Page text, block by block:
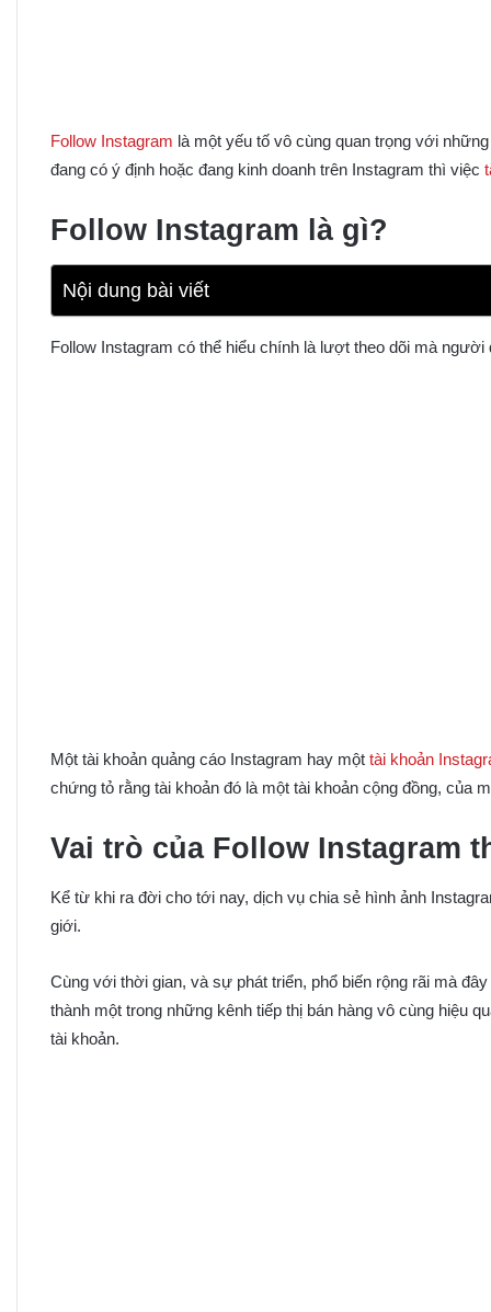
Follow Instagram là một yếu tố vô cùng quan trọng với
đang có ý định hoặc đang kinh doanh trên Instagram thì việc
Follow Instagram là gì?
Nội dung bài viết
Follow Instagram có thể hiểu chính là lượt theo dõi mà
Một tài khoản quảng cáo Instagram hay một tài khoản
chứng tỏ rằng tài khoản đó là một tài khoản cộng đồng, của
Vai trò của Follow Instagram
Kể từ khi ra đời cho tới nay, dịch vụ chia sẻ hình ảnh
giới.
Cùng với thời gian, và sự phát triển, phổ biến rộng rãi mà
thành một trong những kênh tiếp thị bán hàng vô cùng hiệu
tài khoản.